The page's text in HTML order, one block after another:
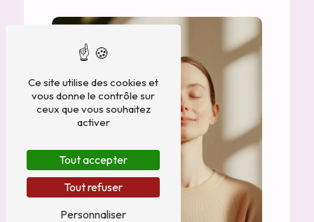
Ce site utilise des cookies et
vous donne le contrôle sur
ceux que vous souhaitez
activer
Tout accepter
Tout refuser
Personnaliser